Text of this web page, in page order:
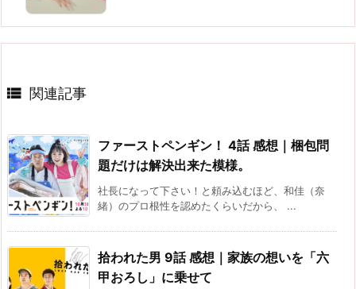
 関連記事
ファーストペンギン！ 4話 感想｜梱包問
題だけは解決出来た模様。
社長になって下さい！と頼み込むほど、和佳（奈
緒）のプロ根性を認めたくらいだから、 ...
拾われた男 9話 感想｜家族の想いを「六
甲おろし」に乗せて